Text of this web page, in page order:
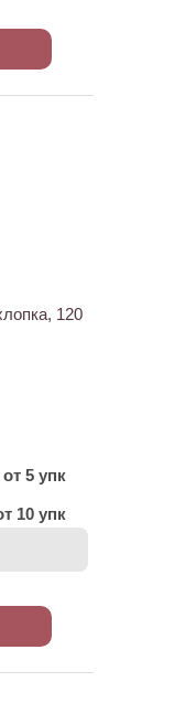
120
от 5 упк
10 упк